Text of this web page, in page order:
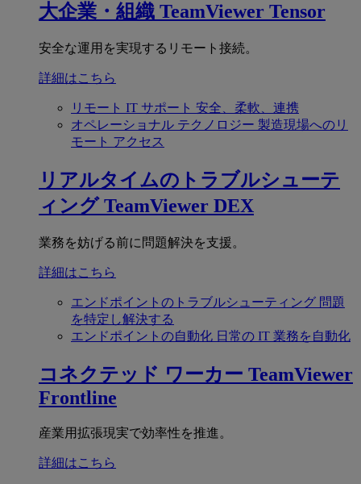
大企業・組織 TeamViewer Tensor
安全な運用を実現するリモート接続。
詳細はこちら
リモート IT サポート 安全、柔軟、連携
オペレーショナル テクノロジー 製造現場へのリ
モート アクセス
リアルタイムのトラブルシューテ
ィング TeamViewer DEX
業務を妨げる前に問題解決を支援。
詳細はこちら
エンドポイントのトラブルシューティング 問題
を特定し解決する
エンドポイントの自動化 日常の IT 業務を自動化
コネクテッド ワーカー TeamViewer
Frontline
産業用拡張現実で効率性を推進。
詳細はこちら